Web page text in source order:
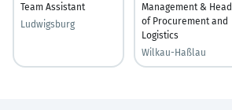
Team Assistant
Ludwigsburg
Management & Head
of Procurement and
Logistics
Wilkau-Haßlau